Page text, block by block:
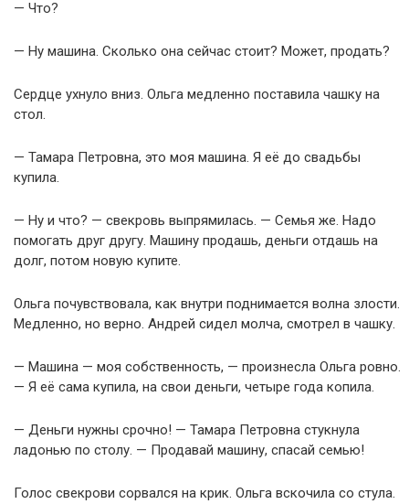
— Что?
— Ну машина. Сколько она сейчас стоит? Может, продать?
Сердце ухнуло вниз. Ольга медленно поставила чашку на
стол.
— Тамара Петровна, это моя машина. Я её до свадьбы
купила.
— Ну и что? — свекровь выпрямилась. — Семья же. Надо
помогать друг другу. Машину продашь, деньги отдашь на
долг, потом новую купите.
Ольга почувствовала, как внутри поднимается волна злости.
Медленно, но верно. Андрей сидел молча, смотрел в чашку.
— Машина — моя собственность, — произнесла Ольга ровно.
— Я её сама купила, на свои деньги, четыре года копила.
— Деньги нужны срочно! — Тамара Петровна стукнула
ладонью по столу. — Продавай машину, спасай семью!
Голос свекрови сорвался на крик. Ольга вскочила со стула.